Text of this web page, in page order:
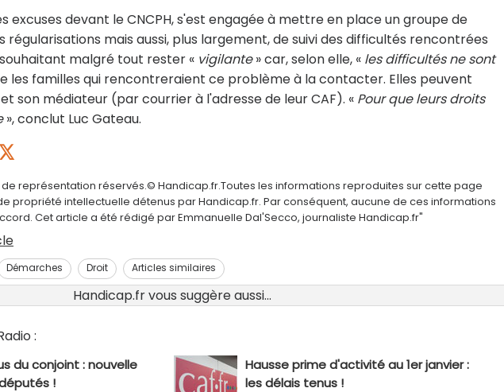
excuses devant le CNCPH, s'est engagée à mettre en place un groupe de
régularisations mais aussi, plus largement, de suivi des difficultés rencontrées
malgré tout rester « vigilante» car, selon elle, « les difficultés ne sont
les familles qui rencontreraient ce problème à la contacter. Elles peuvent
son médiateur (par courrier à l'adresse de leur CAF). « Pour que leurs droits
», conclut Luc Gateau.
représentation réservés.© Handicap.fr.Toutes les informations reproduites sur cette page
propriété intellectuelle détenus par Handicap.fr. Par conséquent, aucune de ces informations
Cet article a été rédigé par Emmanuelle Dal'Secco, journaliste Handicap.fr"
Démarches Droit Articles similaires
Handicap.fr vous suggère aussi...
:
du conjoint : nouvelle
!
Hausse prime d'activité au 1er janvier :
les délais tenus !